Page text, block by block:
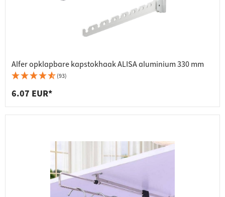
Alfer opklapbare kapstokhaak ALISA aluminium 330 mm
(93)
6.07 EUR*